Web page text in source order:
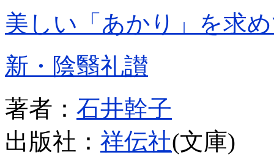
美しい「あかり」を求
新・陰翳礼讃
著者： 石井幹子
出版社： 祥伝社(文庫)